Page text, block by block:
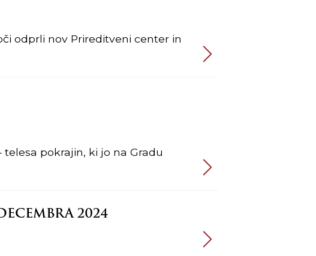
odprli nov Prireditveni center in
pokrajin, ki jo na Gradu
2024